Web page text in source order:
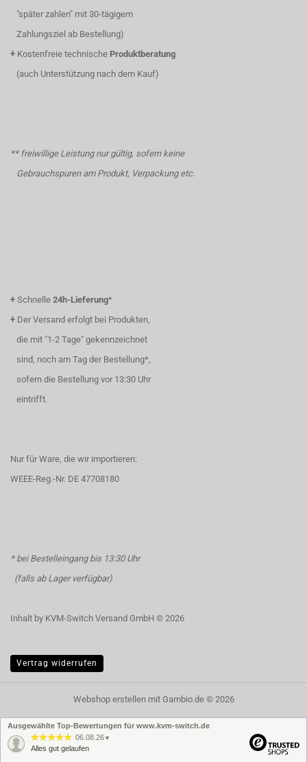
"später zahlen" mit 30-tägigem
Zahlungsziel ab Bestellung)
+ Kostenfreie technische Produktberatung
(auch Unterstützung nach dem Kauf)
** freiwillige Leistung nur gültig, sofern keine
Gebrauchspuren am Produkt, Verpackung etc.
+ Schnelle 24h-Lieferung*
+ Der Versand erfolgt bei Produkten,
die mit "1-2 Tage" gekennzeichnet
sind, noch am Tag der Bestellung*,
sofern die Bestellung vor 13:30 Uhr
eintrifft.
Nur für Ware, die wir importieren:
WEEE-Reg.-Nr. DE 47708180
* bei Bestelleingang bis 13:30 Uhr
(falls ab Lager verfügbar)
Inhalt by KVM-Switch Versand GmbH © 2026
Vertrag widerrufen
Webshop erstellenmit Gambio.de © 2026
Ausgewählte Top-Bewertungen für www.kvm-switch.de
06.08.26 ▼
Alles gut gelaufen